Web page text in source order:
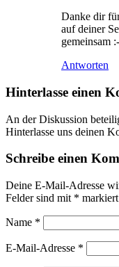
Danke dir
auf deiner
gemeinsam
Antworten
Hinterlasse einen
An der Diskussion
Hinterlasse uns deinen
Schreibe einen
Deine E-Mail-Adresse
Felder sind mit * markiert
Name *
E-Mail-Adresse *